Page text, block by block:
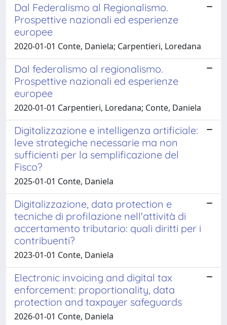
Dal Federalismo al Regionalismo.
Prospettive nazionali ed esperienze
europee
2020-01-01 Conte, Daniela; Carpentieri, Loredana
Dal federalismo al regionalismo.
Prospettive nazionali ed esperienze
europee
2020-01-01 Carpentieri, Loredana; Conte, Daniela
Digitalizzazione e intelligenza artificiale:
leve strategiche necessarie ma non
sufficienti per la semplificazione del
Fisco?
2025-01-01 Conte, Daniela
Digitalizzazione, data protection e
tecniche di profilazione nell'attività di
accertamento tributario: quali diritti per i
contribuenti?
2023-01-01 Conte, Daniela
Electronic invoicing and digital tax
enforcement: proportionality, data
protection and taxpayer safeguards
2026-01-01 Conte, Daniela